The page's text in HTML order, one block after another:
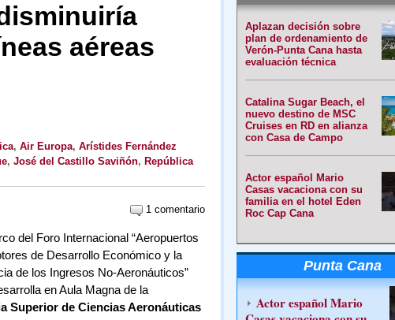
aéreas
, Air Europa, Arístides Fernández
, José del Castillo Saviñón, República
1 comentario
del Foro Internacional “Aeropuertos
de Desarrollo Económico y la
de los Ingresos No-Aeronáuticos”
en Aula Magna de la
Superior de Ciencias Aeronáuticas
Aplazan decisión sobre
plan de ordenamiento de
Verón-Punta Cana hasta
evaluación técnica
Catalina Sugar Beach, el
nuevo destino de MSC
Cruises en RD en alianza
con Casa de Campo
Actor español Mario
Casas vacaciona con su
familia en el hotel Eden
Roc Cap Cana
Punta Cana
Actor español Mario